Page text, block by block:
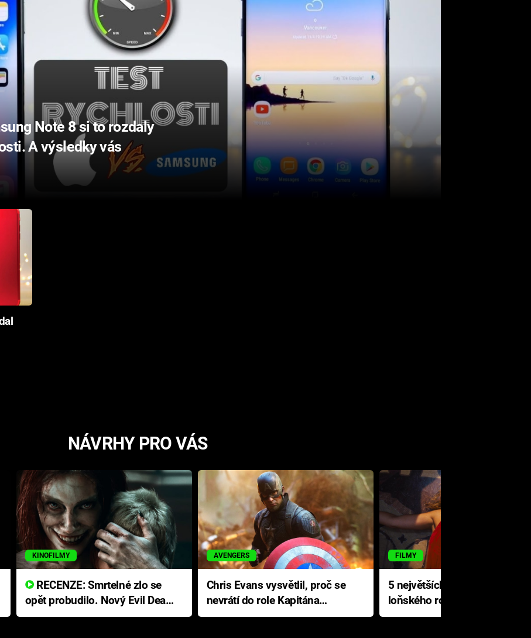
Note 8 si to rozdaly
A výsledky vás
NÁVRHY PRO VÁS
KINOFILMY
RECENZE: Smrtelné zlo se
opět probudilo. Nový Evil Dead
přichází s neodolatelnou
AVENGERS
Chris Evans vysvětlil, proč se
nevrátí do role Kapitána
Ameriky
FILMY
5 největších propadáků
loňského roku: Disney na
jediné katastrofě prodělal 200